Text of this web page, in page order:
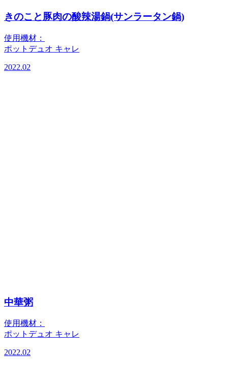
きのこと豚肉の酸辣湯鍋(サンラータン鍋)
使用機材：
ポットデュオ キャレ
2022.02
中華粥
使用機材：
ポットデュオ キャレ
2022.02